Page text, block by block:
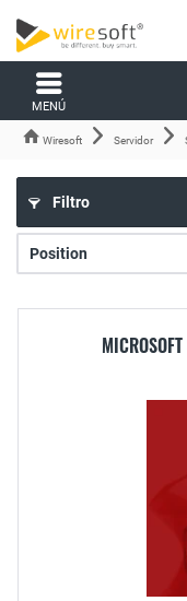
MENÚ
Wiresoft Servidor
Filtro